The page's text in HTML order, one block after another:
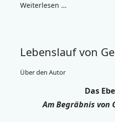
Weiterlesen …
Lebenslauf von
Über den Autor
Das
Am Begräbnis von